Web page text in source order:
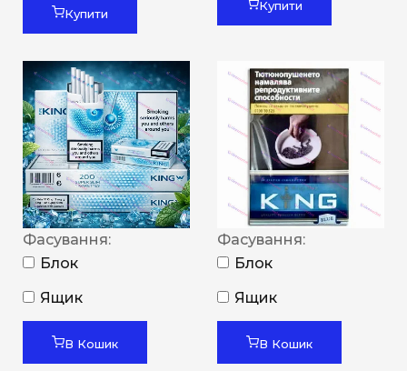
Купити
Купити
Фасування:
Блок
Ящик
В Кошик
Фасування:
Блок
Ящик
В Кошик